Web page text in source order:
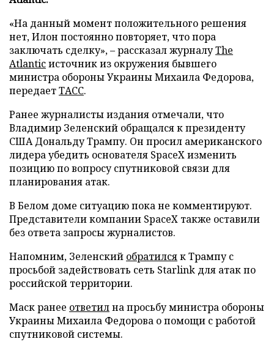
«На данный момент положительного решения
нет, Илон постоянно повторяет, что пора
заключать сделку», – рассказал журналуThe
Atlanticисточник из окружения бывшего
министра обороны Украины Михаила Федорова,
передаетТАСС.
Ранее журналисты издания отмечали, что
Владимир Зеленский обращался к президенту
США Дональду Трампу. Он просил американского
лидера убедить основателя SpaceX изменить
позицию по вопросу спутниковой связи для
планирования атак.
В Белом доме ситуацию пока не комментируют.
Представители компании SpaceX также оставили
без ответа запросы журналистов.
Напомним, Зеленский обратилсяк Трампу с
просьбой задействовать сеть Starlink для атак по
российской территории.
Маск ранее ответилна просьбу министра обороны
Украины Михаила Федорова о помощи с работой
спутниковой системы.